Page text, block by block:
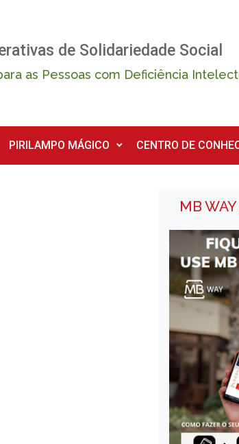
de Solidariedade Social
as Pessoas com Deficiência
PIRILAMPO MÁGICO CENTRO DE
MB